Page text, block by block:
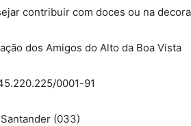
contribuir com doces ou na
dos Amigos do Alto da Boa Vista
0001-91
(033)